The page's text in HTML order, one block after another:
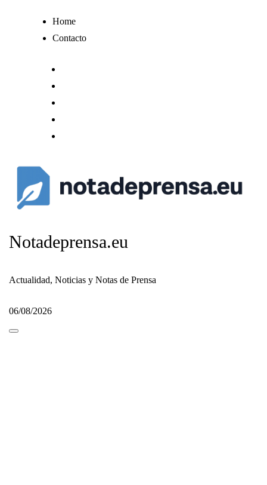
Home
Contacto
Notadeprensa.eu
Actualidad, Noticias y Notas de Prensa
06/08/2026